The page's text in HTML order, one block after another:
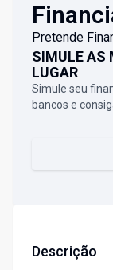
Pretende
SIMULE AS
LUGAR
Simule seu
bancos e
Descrição